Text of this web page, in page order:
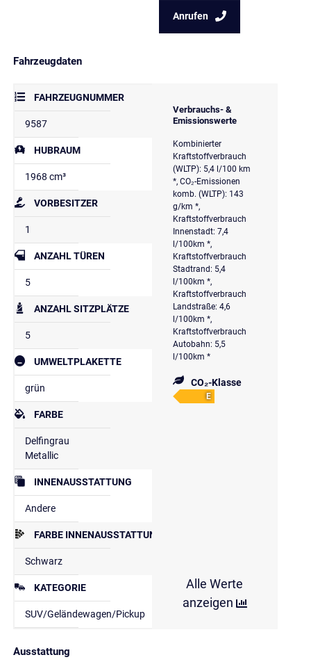
Anrufen
Fahrzeugdaten
FAHRZEUGNUMMER
9587
HUBRAUM
1968 cm³
VORBESITZER
1
ANZAHL TÜREN
5
ANZAHL SITZPLÄTZE
5
UMWELTPLAKETTE
grün
FARBE
Delfingrau
Metallic
INNENAUSSTATTUNG
Andere
FARBE INNENAUSSTATTUNG
Schwarz
KATEGORIE
SUV/Geländewagen/Pickup
Verbrauchs- &
Emissionswerte
Kombinierter
Kraftstoffverbrauch
(WLTP): 5,4 l/100 km
*, CO₂-Emissionen
komb. (WLTP): 143
g/km *,
Kraftstoffverbrauch
Innenstadt: 7,4
l/100km *,
Kraftstoffverbrauch
Stadtrand: 5,4
l/100km *,
Kraftstoffverbrauch
Landstraße: 4,6
l/100km *,
Kraftstoffverbrauch
Autobahn: 5,5
l/100km *
CO₂-Klasse
E
Alle Werte
anzeigen
Ausstattung